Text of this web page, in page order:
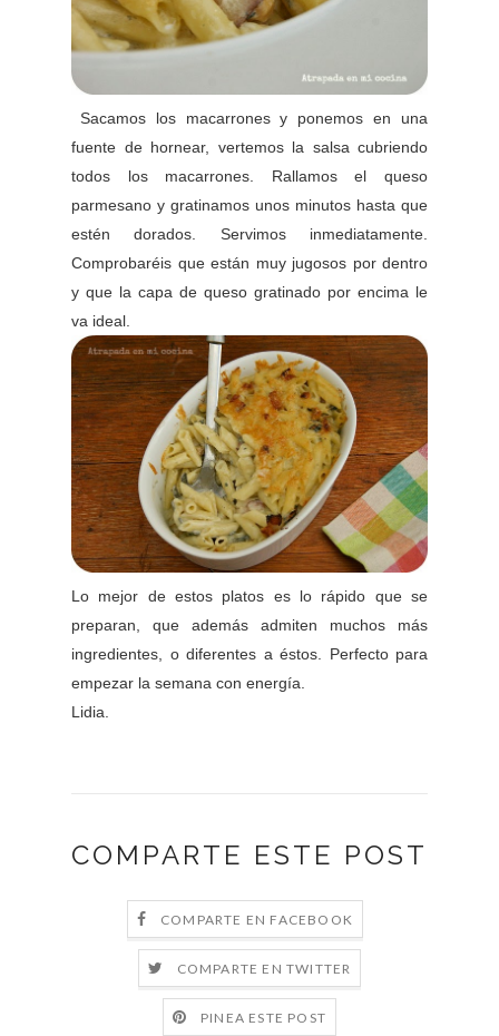
Sacamos los macarrones y ponemos en una
fuente de hornear, vertemos la salsa cubriendo
todos los macarrones. Rallamos el queso
parmesano y gratinamos unos minutos hasta que
estén dorados. Servimos inmediatamente.
Comprobaréis que están muy jugosos por dentro
y que la capa de queso gratinado por encima le
va ideal.
Lo mejor de estos platos es lo rápido que se
preparan, que además admiten muchos más
ingredientes, o diferentes a éstos. Perfecto para
empezar la semana con energía.
Lidia.
COMPARTE ESTE POST
COMPARTE EN FACEBOOK
COMPARTE EN TWITTER
PINEA ESTE POST